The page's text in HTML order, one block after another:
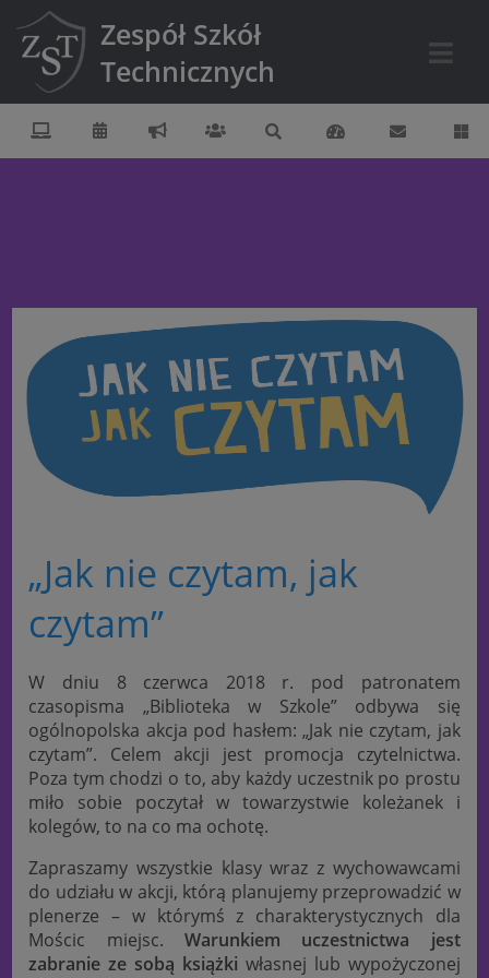
Zespół Szkół
Technicznych
„Jak nie czytam, jak
czytam”
W dniu 8 czerwca 2018 r. pod patronatem
czasopisma „Biblioteka w Szkole” odbywa się
ogólnopolska akcja pod hasłem: „Jak nie czytam, jak
czytam”. Celem akcji jest promocja czytelnictwa.
Poza tym chodzi o to, aby każdy uczestnik po prostu
miło sobie poczytał w towarzystwie koleżanek i
kolegów, to na co ma ochotę.
Zapraszamy wszystkie klasy wraz z wychowawcami
do udziału w akcji, którą planujemy przeprowadzić w
plenerze – w którymś z charakterystycznych dla
Mościc miejsc. Warunkiem uczestnictwa jest
zabranie ze sobą książki własnej lub wypożyczonej